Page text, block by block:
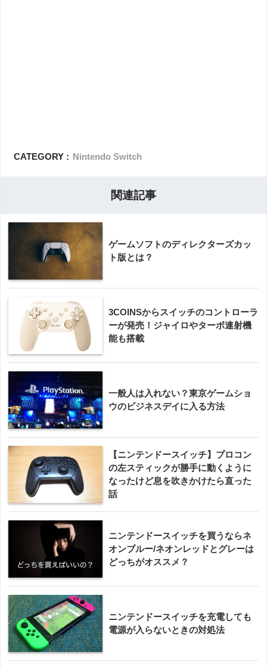
CATEGORY : Nintendo Switch
関連記事
ゲームソフトのディレクターズカッ
ト版とは？
3COINSからスイッチのコントローラ
ーが発売！ジャイロやターボ連射機
能も搭載
一般人は入れない？東京ゲームショ
ウのビジネスデイに入る方法
【ニンテンドースイッチ】プロコン
の左スティックが勝手に動くように
なったけど息を吹きかけたら直った
話
ニンテンドースイッチを買うならネ
オンブルー/ネオンレッドとグレーは
どっちがオススメ？
ニンテンドースイッチを充電しても
電源が入らないときの対処法